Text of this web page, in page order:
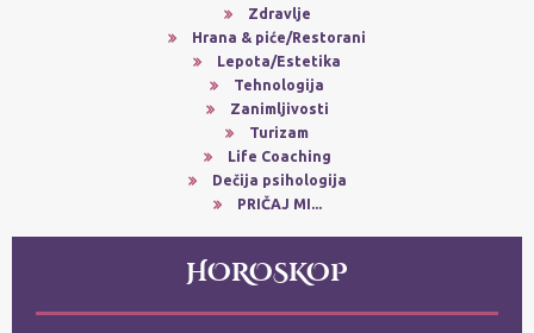
Zdravlje
Hrana & piće/Restorani
Lepota/Estetika
Tehnologija
Zanimljivosti
Turizam
Life Coaching
Dečija psihologija
PRIČAJ MI...
HOROSKOP